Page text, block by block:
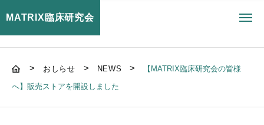
MATRIX臨床研究会
> おしらせ > NEWS >
【MATRIX臨床研究会の皆様
へ】販売ストアを開設しました